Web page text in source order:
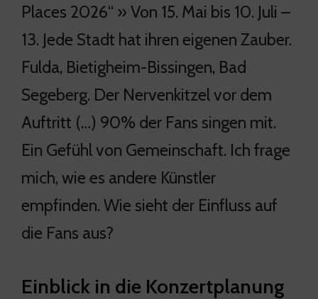
Places 2026“ » Von 15. Mai bis 10. Juli –
13. Jede Stadt hat ihren eigenen Zauber.
Fulda, Bietigheim-Bissingen, Bad
Segeberg. Der Nervenkitzel vor dem
Auftritt (…) 90% der Fans singen mit.
Ein Gefühl von Gemeinschaft. Ich frage
mich, wie es andere Künstler
empfinden. Wie sieht der Einfluss auf
die Fans aus?
Einblick in die Konzertplanung